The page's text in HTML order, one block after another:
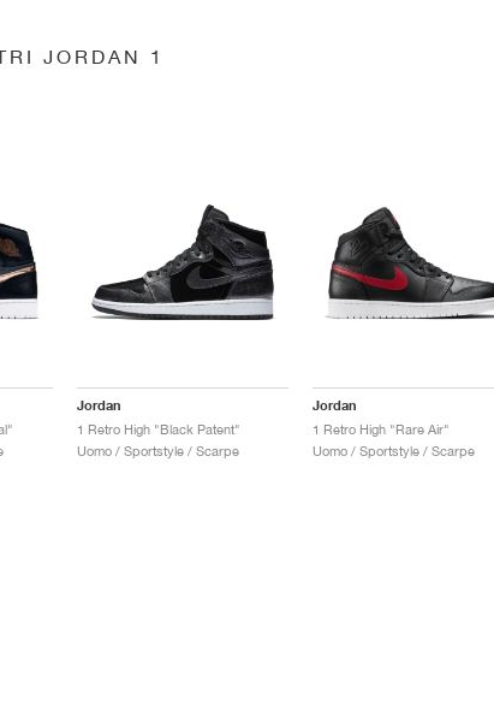
JORDAN 1
Jordan
1 Retro High "Black Patent"
Uomo / Sportstyle / Scarpe
Jordan
1 Retro High "Rare Air"
Uomo / Sportstyle / Scarpe